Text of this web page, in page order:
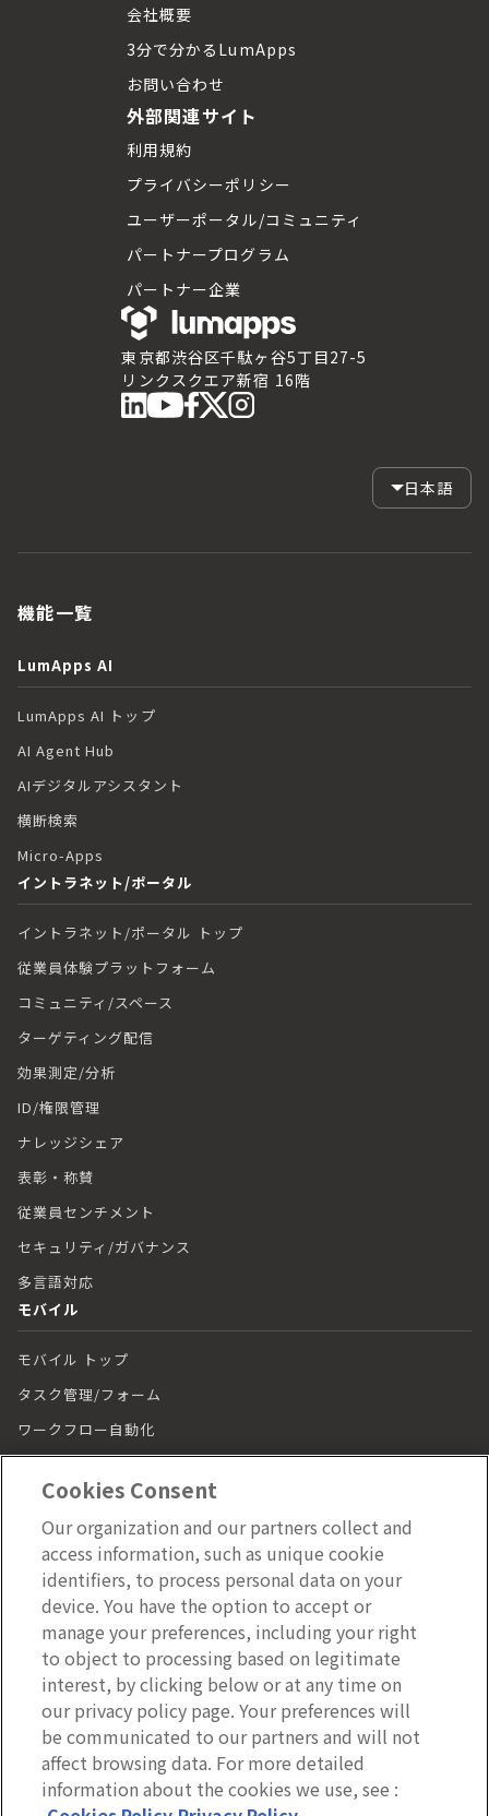
東京都渋谷区千駄ヶ谷5丁目27-5
リンクスクエア新宿 16階
会社概要
3分で分かるLumApps
お問い合わせ
外部関連サイト
利用規約
プライバシーポリシー
ユーザーポータル/コミュニティ
パートナープログラム
パートナー企業
日本語
機能一覧
LumApps AI
LumApps AI トップ
AI Agent Hub
AIデジタルアシスタント
横断検索
Micro-Apps
イントラネット/ポータル
イントラネット/ポータル トップ
従業員体験プラットフォーム
コミュニティ/スペース
ターゲティング配信
効果測定/分析
ID/権限管理
ナレッジシェア
表彰・称賛
従業員センチメント
セキュリティ/ガバナンス
多言語対応
モバイル
モバイル トップ
タスク管理/フォーム
ワークフロー自動化
シフト管理
チャット
モバイルアプリ
効果測定/分析
セキュリティ/ガバナンス
ラーニング
ラーニング トップ
動画（LumApps Play）
従業員ジャーニー
モバイルアプリ
3分で分かるLumApps
Cookies Consent
Our organization and our partners collect and
access information, such as unique cookie
identifiers, to process personal data on your
device. You have the option to accept or
manage your preferences, including your right
to object to processing based on legitimate
interest, by clicking below or at any time on
our privacy policy page. Your preferences will
be communicated to our partners and will not
affect browsing data. For more detailed
information about the cookies we use, see :